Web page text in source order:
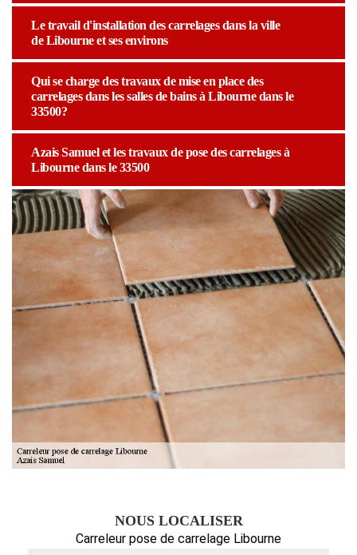
Le travail d'installation des carrelages dans la ville
de Libourne et ses environs
Qui se charge des travaux de mise en place des
carrelages dans les salles de bains à Libourne dans le
33500?
Azais Samuel et les travaux de pose des carrelages à
Libourne dans le 33500
NOUS LOCALISER
Carreleur pose de carrelage Libourne